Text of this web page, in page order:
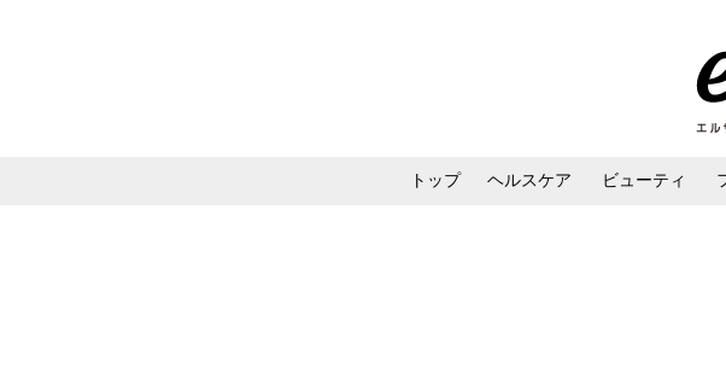
トップ ヘルスケア ビューティ